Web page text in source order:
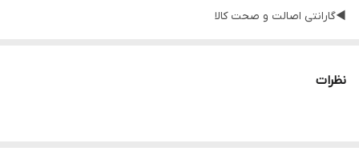
◀️گارانتی اصالت و صحت کالا
نظرات